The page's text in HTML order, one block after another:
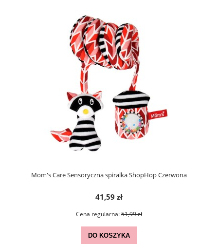
Mom's Care Sensoryczna spiralka ShopHop Czerwona
41,59 zł
Cena regularna:51,99 zł
DO KOSZYKA